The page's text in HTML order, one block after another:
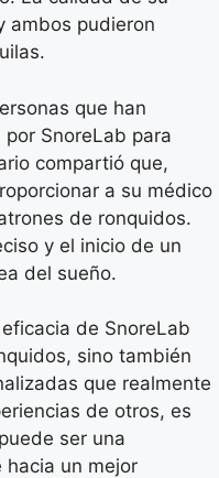
ambos pudieron
que han
SnoreLab para
compartió que,
a su médico
de ronquidos.
y el inicio de un
del sueño.
de SnoreLab
sino también
que realmente
de otros, es
ser una
hacia un mejor